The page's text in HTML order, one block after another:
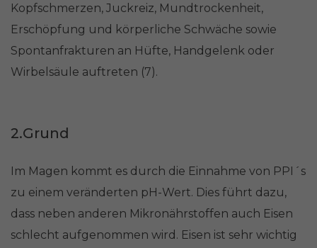
Kopfschmerzen, Juckreiz, Mundtrockenheit,
Erschöpfung und körperliche Schwäche sowie
Spontanfrakturen an Hüfte, Handgelenk oder
Wirbelsäule auftreten (7).
2.Grund
Im Magen kommt es durch die Einnahme von PPI´s
zu einem veränderten pH-Wert. Dies führt dazu,
dass neben anderen Mikronährstoffen auch Eisen
schlecht aufgenommen wird. Eisen ist sehr wichtig